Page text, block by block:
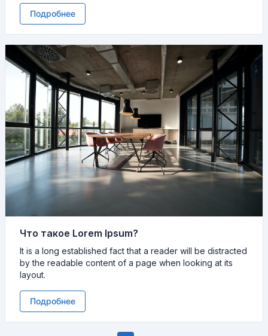
Подробнее
Что такое Lorem Ipsum?
It is a long established fact that a reader will be distracted
by the readable content of a page when looking at its
layout.
Подробнее